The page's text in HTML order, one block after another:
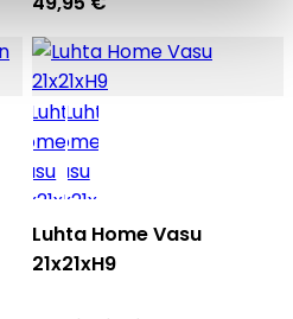
Luhta Home Vasu
21x21xH9